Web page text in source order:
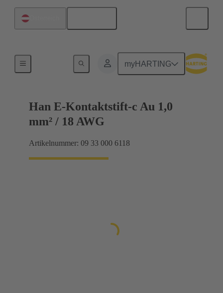
myHARTING
Han E-Kontaktstift-c Au 1,0
mm² / 18 AWG
Artikelnummer: 09 33 000 6118